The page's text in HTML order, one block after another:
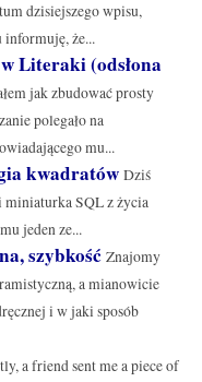
dzisiejszego wpisu,
że...
Literaki (odsłona
jak zbudować prosty
polegało na
mu...
kwadratów Dziś
miniaturka SQL z życia
jeden ze...
szybkość Znajomy
a mianowicie
i w jaki sposób
a friend sent me a piece of